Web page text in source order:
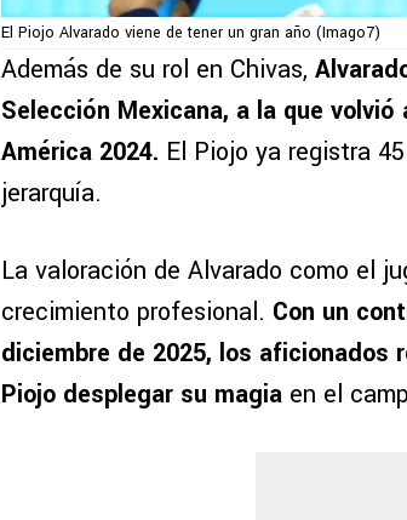
El Piojo Alvarado viene de tener un gran año (Imago7)
Además de su rol en Chivas,
Selección Mexicana, a la que
América 2024. El Piojo ya registra
jerarquía.
La valoración de Alvarado como el
crecimiento profesional. Con un
diciembre de 2025, los aficionados
Piojo desplegar su magia en el